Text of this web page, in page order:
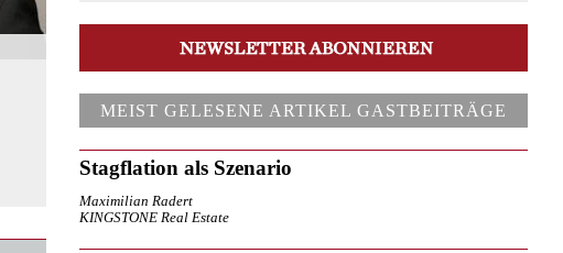
MEIST GELESENE ARTIKEL GASTBEITRÄGE
Stagflation als Szenario
Maximilian Radert
KINGSTONE Real Estate